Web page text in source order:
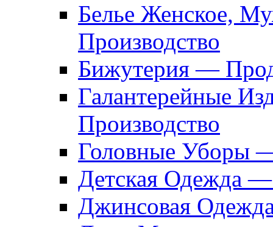
Белье Женское,
Производство
Бижутерия —
Галантерейные
Производство
Головные Уборы
Детская Одежда
Джинсовая